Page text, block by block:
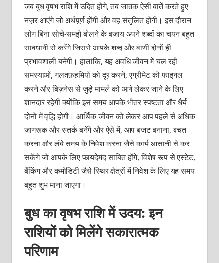
जब बुध वृषभ राशि में उदित होंगे, तब जातक ऐसी बातें करते हुए
नज़र आएंगे जो अर्थपूर्ण होंगी और वह संतुलित होंगी। इस दौरान
लोग बिना सोचे-समझे बोलने के बजाय अपने शब्दों का चयन बहुत
सावधानी से करेंगे जिससे आपके शब्द और वाणी दोनों ही
प्रभावशाली बनेगी। हालांकि, यह अवधि जीवन में चल रही
समस्याओं, गलतफ़हमियों को दूर करने, एग्रीमेंट को फाइनल
करने और बिज़नेस से जुड़े मामले को आगे लेकर जाने के लिए
शानदार रहेगी क्योंकि इस समय आपके भीतर स्पष्टता और धैर्य
दोनों में वृद्धि होगी। आर्थिक जीवन को लेकर आप पहले से अधिक
जागरूक और सतर्क बनेंगे और ऐसे में, आप बजट बनाना, बचत
करना और लंबे समय के निवेश करना जैसे कार्य आसानी से कर
सकेंगे जो आपके लिए फायदेमंद साबित होंगे, विशेष रूप से एस्टेट,
बैंकिंग और कमोडिटी जैसे स्थिर क्षेत्रों में निवेश के लिए यह समय
बहुत शुभ माना जाएगा।
बुध का वृषभ राशि में उदय: इन
राशियों को मिलेंगे सकारात्मक
परिणाम